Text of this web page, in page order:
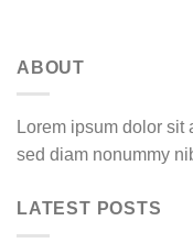
ABOUT
Lorem ipsum dolor sit
sed diam nonummy
LATEST POSTS